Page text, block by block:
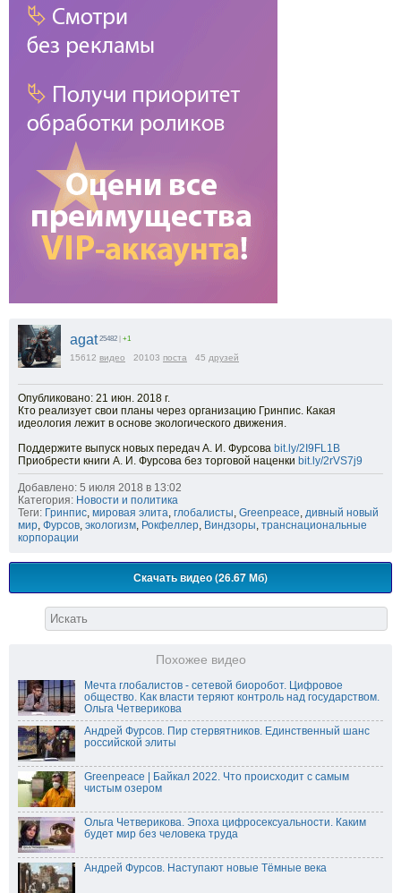
agat 25482 | +1
15612 видео 20103 поста 45 друзей
Опубликовано: 21 июн. 2018 г.
Кто реализует свои планы через организацию Гринпис. Какая
идеология лежит в основе экологического движения.
Поддержите выпуск новых передач А. И. Фурсова bit.ly/2I9FL1B
Приобрести книги А. И. Фурсова без торговой наценки bit.ly/2rVS7j9
Добавлено: 5 июля 2018 в 13:02
Категория: Новости и политика
Теги: Гринпис мировая элита глобалисты Greenpeace дивный новый
мир Фурсов экологизм Рокфеллер Виндзоры транснациональные
корпорации
Скачать видео (26.67 Мб)
Похожее видео
Мечта глобалистов - сетевой биоробот. Цифровое
общество. Как власти теряют контроль над государством.
Ольга Четверикова
Андрей Фурсов. Пир стервятников. Единственный шанс
российской элиты
Greenpeace | Байкал 2022. Что происходит с самым
чистым озером
Ольга Четверикова. Эпоха цифросексуальности. Каким
будет мир без человека труда
Андрей Фурсов. Наступают новые Тёмные века